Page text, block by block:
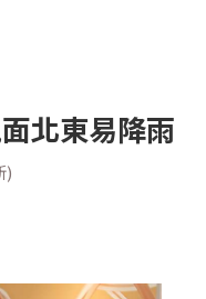
北東易降雨
)